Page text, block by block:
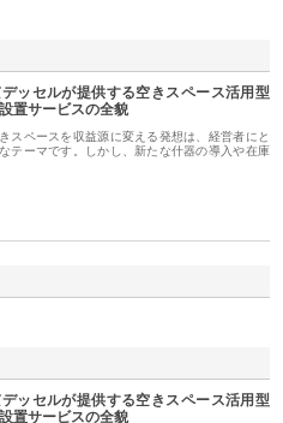
ッセルが提供する空きスペース活用型
置サービスの全貌
スペースを収益源に変える発想は、経営者にと
テーマです。しかし、新たな什器の導入や在庫
ッセルが提供する空きスペース活用型
置サービスの全貌